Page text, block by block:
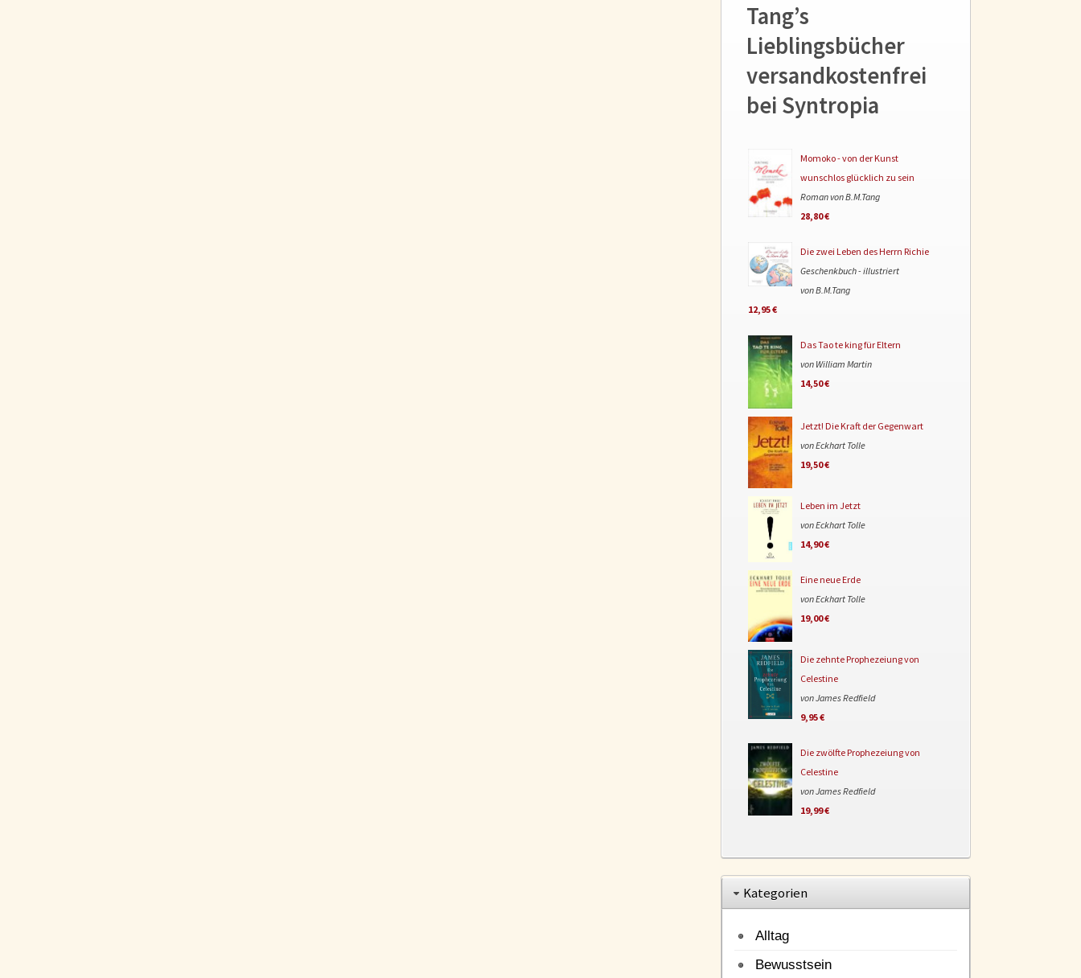
Tang’s
Lieblingsbücher
versandkostenfrei
bei Syntropia
Momoko - von der Kunst
wunschlos glücklich zu sein
Roman von B.M.Tang
28,80 €
Die zwei Leben des Herrn Richie
Geschenkbuch - illustriert
von B.M.Tang
12,95 €
Das Tao te king für Eltern
von William Martin
14,50 €
Jetzt! Die Kraft der Gegenwart
von Eckhart Tolle
19,50 €
Leben im Jetzt
von Eckhart Tolle
14,90 €
Eine neue Erde
von Eckhart Tolle
19,00 €
Die zehnte Prophezeiung von
Celestine
von James Redfield
9,95 €
Die zwölfte Prophezeiung von
Celestine
von James Redfield
19,99 €
Kategorien
Alltag
Bewusstsein